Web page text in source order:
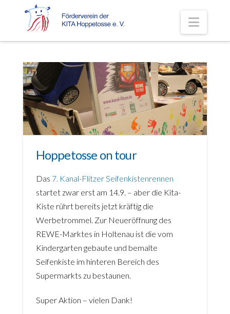
Hoppetosse on tour
Das 7. Kanal-Flitzer Seifenkistenrennen
startet zwar erst am 14.9. – aber die Kita-
Kiste rührt bereits jetzt kräftig die
Werbetrommel. Zur Neueröffnung des
REWE-Marktes in Holtenau ist die vom
Kindergarten gebaute und bemalte
Seifenkiste im hinteren Bereich des
Supermarkts zu bestaunen.
Super Aktion – vielen Dank!